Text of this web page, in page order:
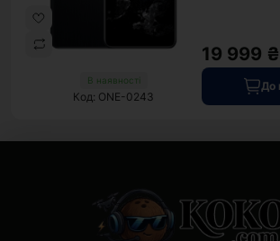
В наявності
Код: ONE-0243
19 999 ₴
До